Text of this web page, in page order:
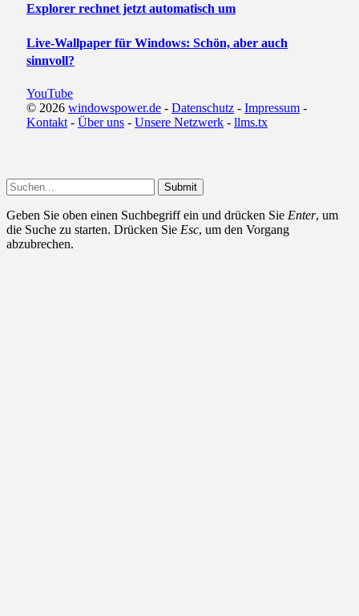
Explorer rechnet jetzt automatisch um
Live-Wallpaper für Windows: Schön, aber auch
sinnvoll?
YouTube
© 2026 windowspower.de - Datenschutz - Impressum -
Kontakt- Über uns - Unsere Netzwerk - llms.tx
Submit
Geben Sie oben einen Suchbegriff ein und drücken Sie Enter, um
die Suche zu starten. Drücken Sie Esc, um den Vorgang
abzubrechen.